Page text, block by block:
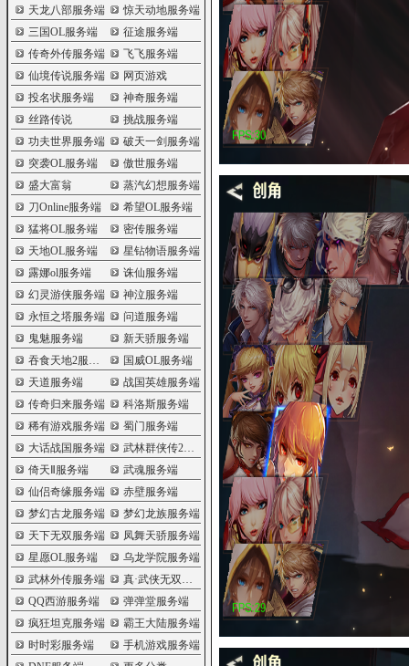
天龙八部服务端
惊天动地服务端
三国OL服务端
征途服务端
传奇外传服务端
飞飞服务端
仙境传说服务端
网页游戏
投名状服务端
神奇服务端
丝路传说
挑战服务端
功夫世界服务端
破天一剑服务端
突袭OL服务端
傲世服务端
盛大富翁
蒸汽幻想服务端
刀Online服务端
希望OL服务端
猛将OL服务端
密传服务端
天地OL服务端
星钻物语服务端
露娜ol服务端
诛仙服务端
幻灵游侠服务端
神泣服务端
永恒之塔服务端
问道服务端
鬼魅服务端
新天骄服务端
吞食天地2服务端
国威OL服务端
天道服务端
战国英雄服务端
传奇归来服务端
科洛斯服务端
稀有游戏服务端
蜀门服务端
大话战国服务端
武林群侠传2服务端
倚天Ⅱ服务端
武魂服务端
仙侣奇缘服务端
赤壁服务端
梦幻古龙服务端
梦幻龙族服务端
天下无双服务端
凤舞天骄服务端
星愿OL服务端
乌龙学院服务端
武林外传服务端
真·武侠无双服务端
QQ西游服务端
弹弹堂服务端
疯狂坦克服务端
霸王大陆服务端
时时彩服务端
手机游戏服务端